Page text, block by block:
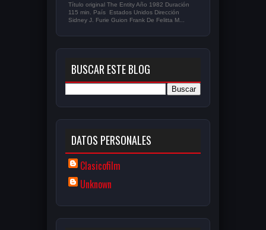
Título original The Entity Año 1982 Duración
115 min. País Estados Unidos Dirección
Sidney J. Furie Guion Frank De Felitta M...
BUSCAR ESTE BLOG
DATOS PERSONALES
Clasicofilm
Unknown